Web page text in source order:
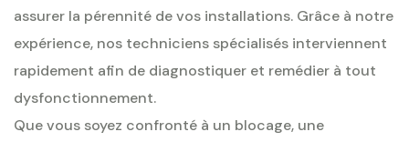
assurer la pérennité de vos installations. Grâce à notre
expérience, nos techniciens spécialisés interviennent
rapidement afin de diagnostiquer et remédier à tout
dysfonctionnement.
Que vous soyez confronté à un blocage, une